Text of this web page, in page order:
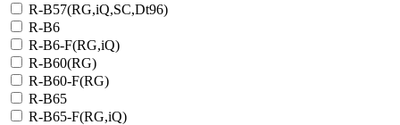
R-B57(RG,iQ,SC,Dt96)
R-B6
R-B6-F(RG,iQ)
R-B60(RG)
R-B60-F(RG)
R-B65
R-B65-F(RG,iQ)